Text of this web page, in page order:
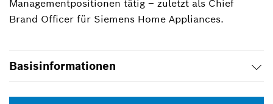
Managementpositionen tätig ‒ zuletzt als Chief
Brand Officer für Siemens Home Appliances.
Basisinformationen